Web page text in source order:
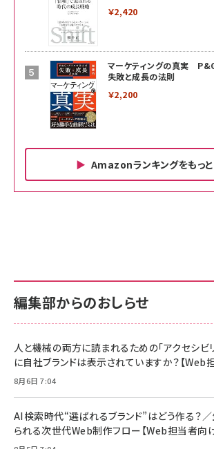
￥2,420
マーケティングの真実
失敗と成長の法則
￥2,200
Amazonランキングをもっ
￥880
anan(アンアン)2026/06/24
スペシャルエディション[王道エ
￥1,100
年後半、あなたの恋と運命／山
￥880
サポート正規品 メーカー保証
NIMASO ガラスフィルム
すい ガイド枠付き い
2枚セット DSP25F1698
￥1,599
【New】Amazon Fire TV
レイヤー
￥6,980
サポート正規品 メーカー保証
Amazon eギフトカード -
￥5,000
ケーブル Anker絡まないケー
17 / 16 / 15 / Galaxy iPad
Pro/Air 各種対応 (1.8m ミッド
￥1,890
編集部からのおしらせ
人と機械の両方に読まれるための「アクセシビ
に自社ブランドは表示されていますか？【Web
8月6日 7:04
AI検索時代“選ばれるブランド”はどう作る？
られる次世代Web制作フロー【Web担当者向